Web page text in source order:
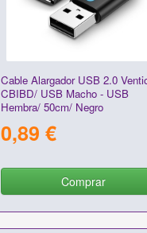
Cable Alargador USB 2.0
CBIBD/ USB Macho - USB
Hembra/ 50cm/ Negro
0,89 €
Comprar